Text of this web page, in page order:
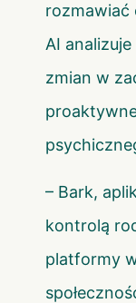
rozmawiać
AI
zmian w
– Bark,
kontrolą
platformy